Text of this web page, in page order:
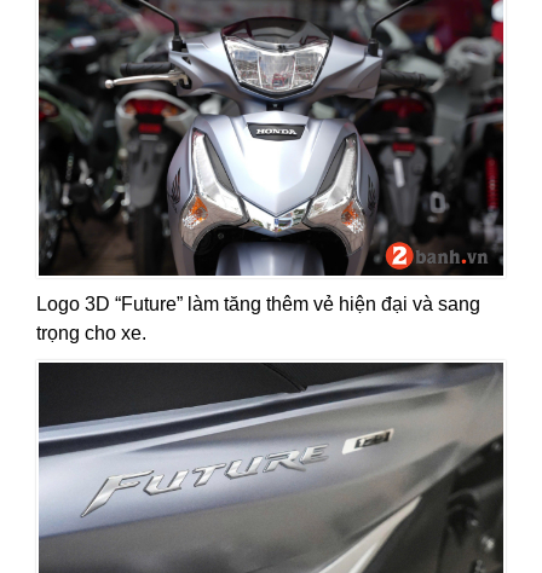
Logo 3D “Future” làm tăng thêm vẻ hiện đại và sang
trọng cho xe.